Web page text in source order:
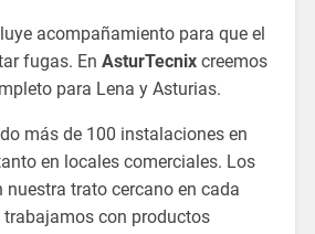
acompañamiento para que el
fugas. En AsturTecnixcreemos
para Lena y Asturias.
más de 100 instalaciones en
en locales comerciales. Los
nuestra trato cercano en cada
trabajamos con productos